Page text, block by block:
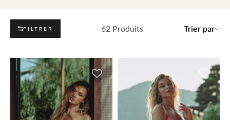
FILTRER 62 Produits Trier par
Ajouter à la liste de souhaits